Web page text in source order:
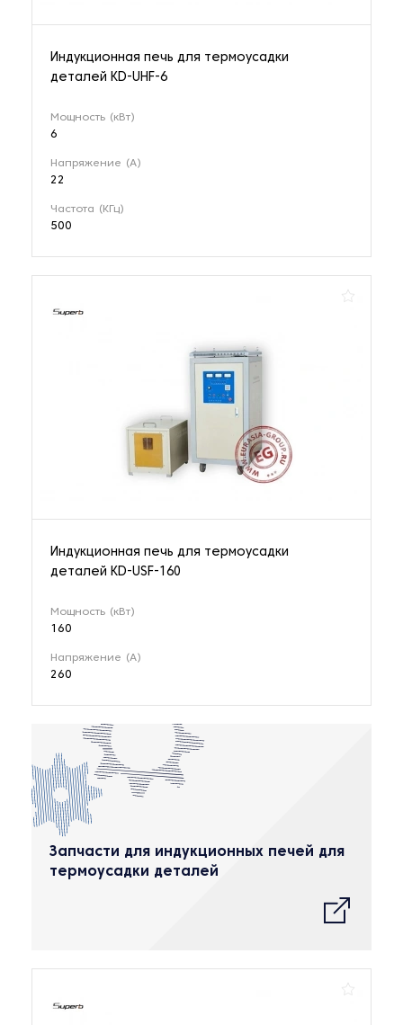
Индукционная печь для термоусадки
деталей KD-UHF-6
Мощность (кВт)
6
Напряжение (А)
22
Частота (КГц)
500
Индукционная печь для термоусадки
деталей KD-USF-160
Мощность (кВт)
160
Напряжение (А)
260
Запчасти для индукционных печей для
термоусадки деталей